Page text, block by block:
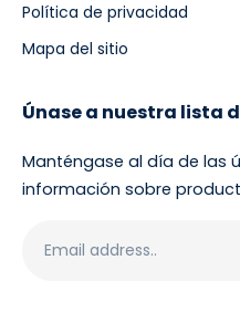
Política de privacidad
Mapa del sitio
Únase a nuestra lista
Manténgase al día de las
información sobre